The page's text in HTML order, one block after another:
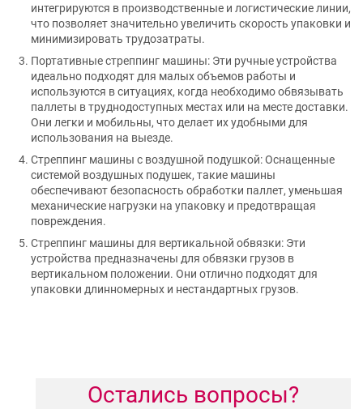
интегрируются в производственные и логистические линии,
что позволяет значительно увеличить скорость упаковки и
минимизировать трудозатраты.
Портативные стреппинг машины: Эти ручные устройства
идеально подходят для малых объемов работы и
используются в ситуациях, когда необходимо обвязывать
паллеты в труднодоступных местах или на месте доставки.
Они легки и мобильны, что делает их удобными для
использования на выезде.
Стреппинг машины с воздушной подушкой: Оснащенные
системой воздушных подушек, такие машины
обеспечивают безопасность обработки паллет, уменьшая
механические нагрузки на упаковку и предотвращая
повреждения.
Стреппинг машины для вертикальной обвязки: Эти
устройства предназначены для обвязки грузов в
вертикальном положении. Они отлично подходят для
упаковки длинномерных и нестандартных грузов.
Остались вопросы?